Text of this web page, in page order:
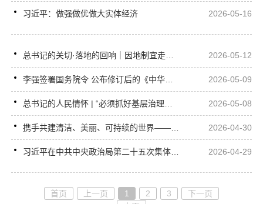
习近平：做强做优做大实体经济 2026-05-16
总书记的关切·落地的回响｜因地制宜走出发展新路 2026-05-12
李强签署国务院令 公布修订后的《中华人民共和国行政复议法实施条例》 2026-05-09
总书记的人民情怀 | “必须抓好基层治理现代化这项基础性工作” 2026-05-08
携手共建清洁、美丽、可持续的世界——习近平主席贺信为深化上海合作组织绿色和可持续发展合作凝聚合力 2026-04-30
习近平在中共中央政治局第二十五次集体学习时强调：着力提高防范应对自然灾害能力 切实维护人民群众生命财产安全 2026-04-29
首页 上一页 1 2 3
下一页